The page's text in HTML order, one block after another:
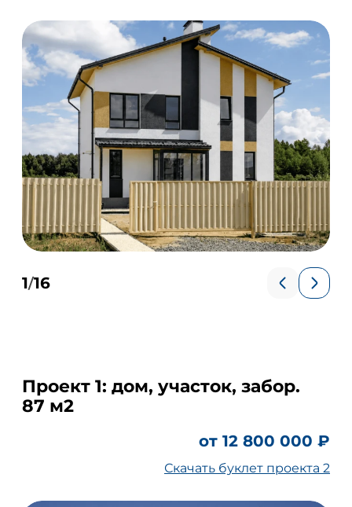
1/16
Проект 1: дом, участок, забор.
87 м2
от 12 800 000 ₽
Скачать буклет проекта 2